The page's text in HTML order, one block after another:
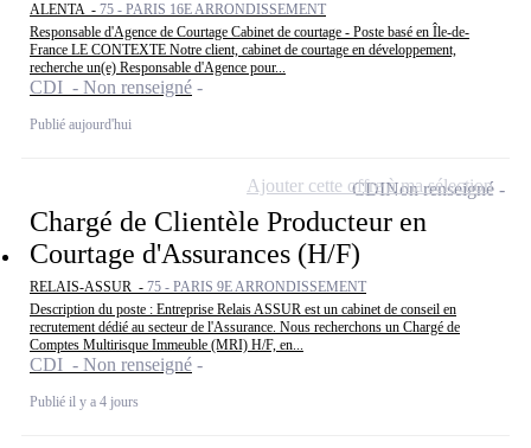
ALENTA - 75 - PARIS 16E ARRONDISSEMENT
Responsable d'Agence de Courtage Cabinet de courtage - Poste basé en Île-de-
France LE CONTEXTE Notre client, cabinet de courtage en développement,
recherche un(e) Responsable d'Agence pour...
CDI - Non renseigné
Publié aujourd'hui
Chargé de Clientèle Producteur en
Courtage d'Assurances (H/F)
RELAIS-ASSUR - 75 - PARIS 9E ARRONDISSEMENT
Description du poste : Entreprise Relais ASSUR est un cabinet de conseil en
recrutement dédié au secteur de l'Assurance. Nous recherchons un Chargé de
Comptes Multirisque Immeuble (MRI) H/F, en...
CDI - Non renseigné
Publié il y a 4 jours
CDINon renseigné
Ajouter cette offre à ma sélection